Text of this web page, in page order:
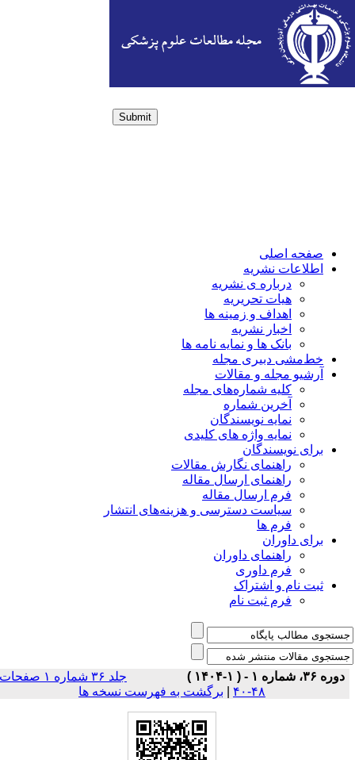
Submit
صفحه اصلی
اطلاعات نشریه
درباره ی نشریه
هیات تحریریه
اهداف و زمینه ها
اخبار نشریه
بانک ها و نمایه نامه ها
خط‌مشی دبیری مجله
آرشیو مجله و مقالات
کلیه شماره‌های مجله
آخرین شماره
نمایه نویسندگان
نمایه واژه های کلیدی
برای نویسندگان
راهنمای نگارش مقالات
راهنمای ارسال مقاله
فرم ارسال مقاله
سیاست دسترسی و هزینه‌های انتشار
فرم ها
برای داوران
راهنمای داوران
فرم داوری
ثبت نام و اشتراک
فرم ثبت نام
دوره ۳۶، شماره ۱ - ( ۱-۱۴۰۴ )
جلد ۳۶ شماره ۱ صفحات
۴۸-۴۰
| برگشت به فهرست نسخه ها